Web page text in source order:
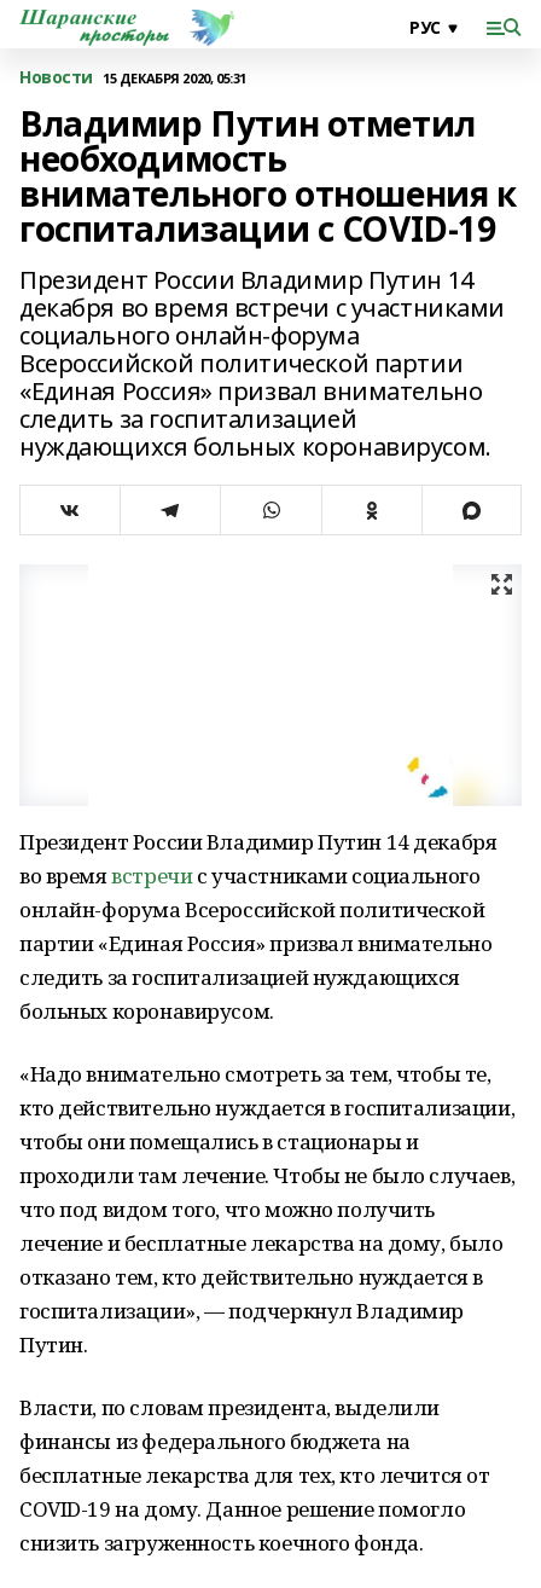
Новости 15 ДЕКАБРЯ 2020, 05:31
Владимир Путин отметил
необходимость
внимательного отношения к
госпитализации с COVID-19
Президент России Владимир Путин 14
декабря во время встречи с участниками
социального онлайн-форума
Всероссийской политической партии
«Единая Россия» призвал внимательно
следить за госпитализацией
нуждающихся больных коронавирусом.
Президент России Владимир Путин 14 декабря
во времявстречис участниками социального
онлайн-форума Всероссийской политической
партии «Единая Россия» призвал внимательно
следить за госпитализацией нуждающихся
больных коронавирусом.
«Надо внимательно смотреть за тем, чтобы те,
кто действительно нуждается в госпитализации,
чтобы они помещались в стационары и
проходили там лечение. Чтобы не было случаев,
что под видом того, что можно получить
лечение и бесплатные лекарства на дому, было
отказано тем, кто действительно нуждается в
госпитализации», — подчеркнул Владимир
Путин.
Власти, по словам президента, выделили
финансы из федерального бюджета на
бесплатные лекарства для тех, кто лечится от
COVID-19 на дому. Данное решение помогло
снизить загруженность коечного фонда.